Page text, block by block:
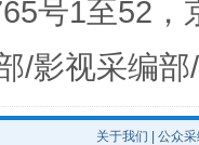
产品抗生素超标问题”
号1至52，
/影视采编
关于我们 公众